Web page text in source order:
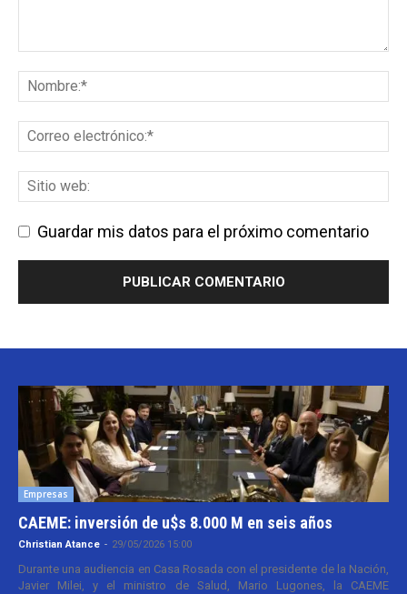
Guardar mis datos para el próximo comentario
Empresas
CAEME: inversión de u$s 8.000 M en seis años
Christian Atance - 29/05/2026 15:00
Durante una audiencia en Casa Rosada con el presidente de la Nación,
Javier Milei, y el ministro de Salud, Mario Lugones, la CAEME